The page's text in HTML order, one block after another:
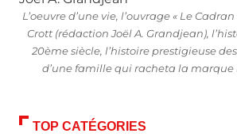
L’oeuvre d’une vie, l’ouvrage « Le
Crott (rédaction Joël A. Grandjean),
20ème siècle, l’histoire prestigieuse
d’une famille qui racheta la
TOP CATÉGORIES